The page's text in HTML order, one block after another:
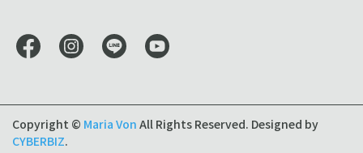
Copyright © Maria Von All Rights Reserved. Designed by
CYBERBIZ.